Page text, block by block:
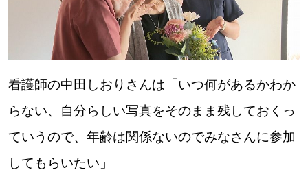
看護師の中田しおりさんは「いつ何があるかわか
らない、自分らしい写真をそのまま残しておくっ
ていうので、年齢は関係ないのでみなさんに参加
してもらいたい」